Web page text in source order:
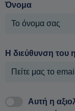
Όνομα
Η διεύθυνση του
Αυτή η